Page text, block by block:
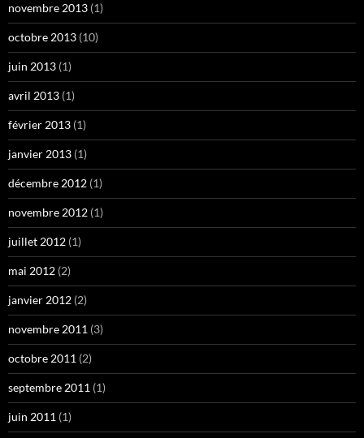
novembre 2013 (1)
octobre 2013 (10)
juin 2013 (1)
avril 2013 (1)
février 2013 (1)
janvier 2013 (1)
décembre 2012 (1)
novembre 2012 (1)
juillet 2012 (1)
mai 2012 (2)
janvier 2012 (2)
novembre 2011 (3)
octobre 2011 (2)
septembre 2011 (1)
juin 2011 (1)